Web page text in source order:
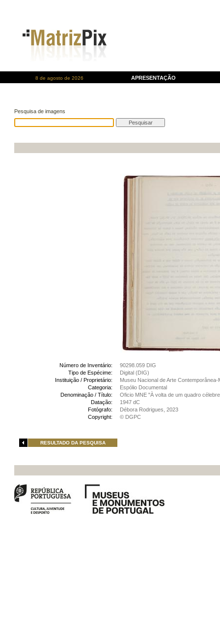
8 de agosto de 2026 APRESENTAÇÃO
Pesquisa de imagens
Número de Inventário:
90298.059 DIG
Tipo de Espécime:
Digital (DIG)
Instituição / Proprietário:
Museu Nacional de Arte Contemporânea-
Categoria:
Espólio Documental
Denominação / Título:
Oficio MNE "À volta de um quadro
Datação:
1947 dC
Fotógrafo:
Débora Rodrigues, 2023
Copyright:
© DGPC
RESULTADO DA PESQUISA